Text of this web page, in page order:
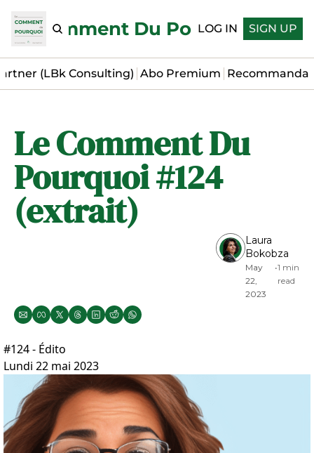
Le Comment Du Pourquoi
LOG IN SIGN UP
(LBk Consulting) Abo Premium
Le Comment Du
Pourquoi #124
(extrait)
Laura
Bokobza
May
22,
2023
•1 min
read
#124 - Édito
Lundi 22 mai 2023